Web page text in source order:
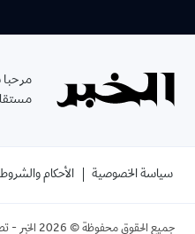
مرحبا
سياسة الخصوصية الأحكام والشروط
جميع الحقوق محفوظة © 2026 الخبر -